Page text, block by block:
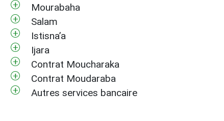
Mourabaha
Salam
Istisna’a
Ijara
Contrat Moucharaka
Contrat Moudaraba
Autres services bancaire